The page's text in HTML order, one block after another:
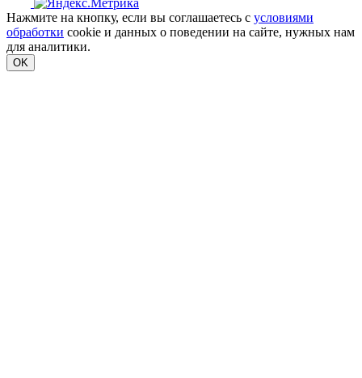
Нажмите на кнопку, если вы соглашаетесь с условиями
обработки cookie и данных о поведении на сайте, нужных нам
для аналитики.
OK